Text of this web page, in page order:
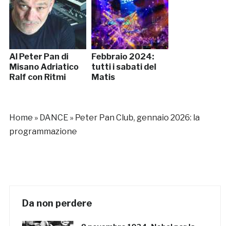
Al Peter Pan di
Misano Adriatico
Ralf con Ritmi
Febbraio 2024:
tutti i sabati del
Matis
Home » DANCE» Peter Pan Club, gennaio 2026: la
programmazione
Da non perdere